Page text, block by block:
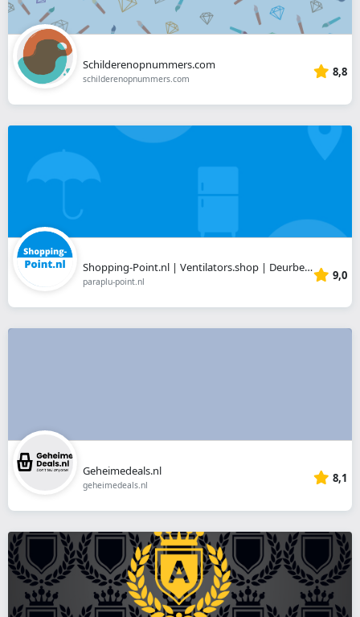
Schilderenopnummers.com
schilderenopnummers.com 8,8
Shopping-Point.nl | Ventilators.shop | Deurbellen.shop
paraplu-point.nl 9,0
Geheimedeals.nl
geheimedeals.nl 8,1